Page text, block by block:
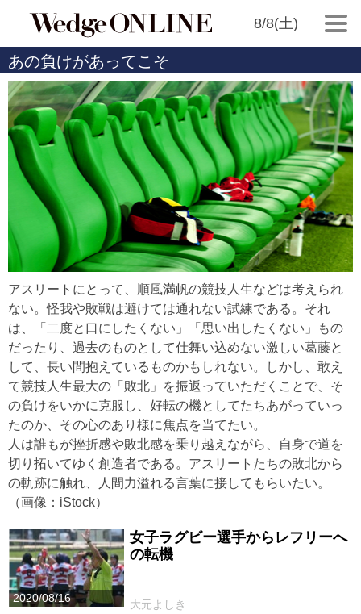
8/8(土)
あの負けがあってこそ
アスリートにとって、順風満帆の競技人生などは考えられ
ない。怪我や敗戦は避けては通れない試練である。それ
は、「二度と口にしたくない」「思い出したくない」もの
だったり、過去のものとして仕舞い込めない激しい葛藤と
して、長い間抱えているものかもしれない。しかし、敢え
て競技人生最大の「敗北」を振返っていただくことで、そ
の負けをいかに克服し、好転の機としてたちあがっていっ
たのか、その心のあり様に焦点を当てたい。
人は誰もが挫折感や敗北感を乗り越えながら、自身で道を
切り拓いてゆく創造者である。アスリートたちの敗北から
の軌跡に触れ、人間力溢れる言葉に接してもらいたい。
（画像：iStock）
2020/08/16
女子ラグビー選手からレフリーへ
の転機
大元よしき